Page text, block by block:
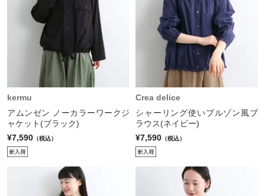
kermu
アムンゼン ノーカラーワークジ
ャケット(ブラック)
¥7,590 （税込）
Crea delice
シャーリング使いブルゾン風ブ
ラウス(ネイビー)
¥7,590 （税込）